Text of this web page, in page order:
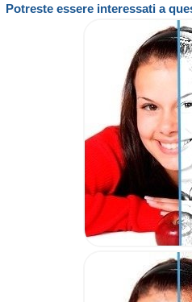
Potreste essere interessati a